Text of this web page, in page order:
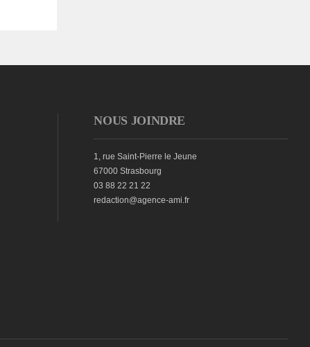
NOUS JOINDRE
1, rue Saint-Pierre le Jeune
67000 Strasbourg
03 88 22 21 22
redaction@agence-ami.fr